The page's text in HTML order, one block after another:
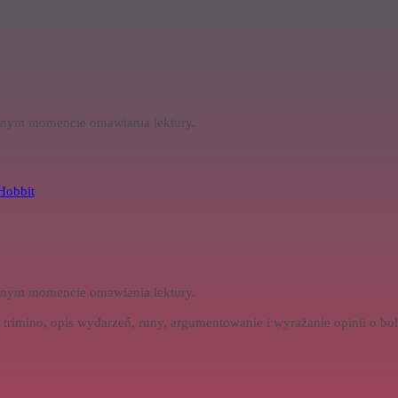
momencie omawiania lektury.
momencie omawiania lektury.
opis wydarzeń, runy, argumentowanie i wyrażanie opinii o